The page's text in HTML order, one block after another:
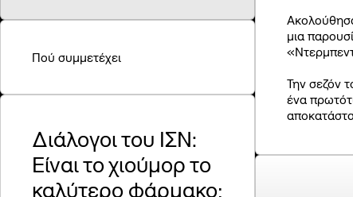
μια
Την σεζόν
ένα
Πού συμμετέχει
Διάλογοι του ΙΣΝ:
Είναι το χιούμορ το
καλύτερο φάρμακο;